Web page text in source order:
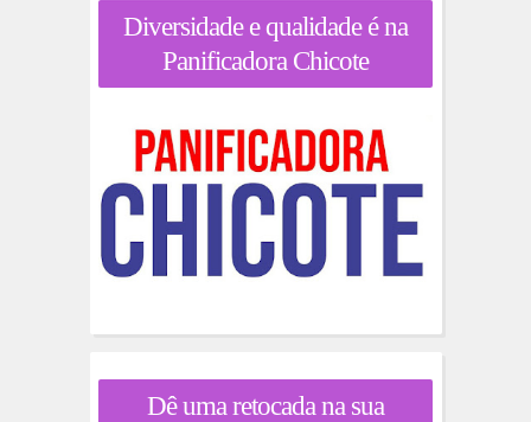
Diversidade e qualidade é na
Panificadora Chicote
Dê uma retocada na sua